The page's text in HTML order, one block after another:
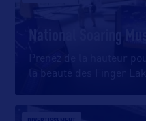
National Soaring
Prenez de la hauteur
la beauté des Finger